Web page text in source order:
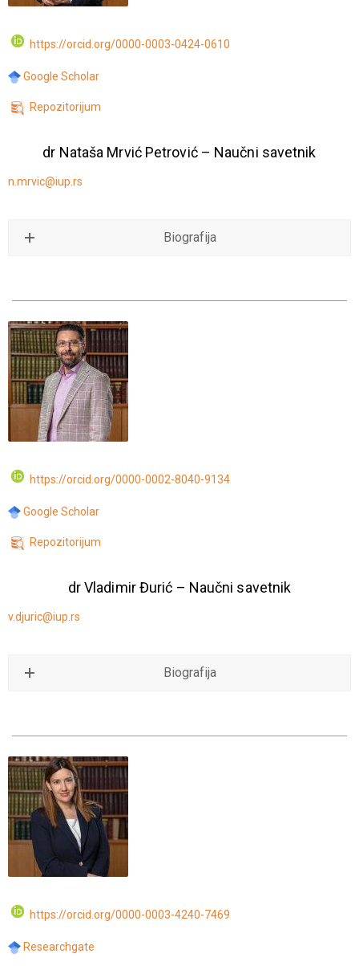
https://orcid.org/0000-0003-0424-0610
Google Scholar
Repozitorijum
dr Nataša Mrvić Petrović – Naučni savetnik
n.mrvic@iup.rs
Biografija
https://orcid.org/0000-0002-8040-9134
Google Scholar
Repozitorijum
dr Vladimir Đurić – Naučni savetnik
v.djuric@iup.rs
Biografija
https://orcid.org/0000-0003-4240-7469
Researchgate